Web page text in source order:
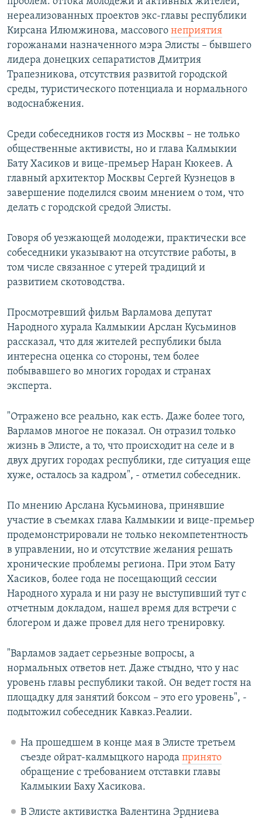
нереализованных проектов экс-главы республики
Кирсана Илюмжинова, массового неприятия
горожанами назначенного мэра Элисты – бывшего
лидера донецких сепаратистов Дмитрия
Трапезникова, отсутствия развитой городской
среды, туристического потенциала и нормального
водоснабжения.
Среди собеседников гостя из Москвы – не только
общественные активисты, но и глава Калмыкии
Бату Хасиков и вице-премьер Наран Кюкеев. А
главный архитектор Москвы Сергей Кузнецов в
завершение поделился своим мнением о том, что
делать с городской средой Элисты.
Говоря об уезжающей молодежи, практически все
собеседники указывают на отсутствие работы, в
том числе связанное с утерей традиций и
развитием скотоводства.
Просмотревший фильм Варламова депутат
Народного хурала Калмыкии Арслан Кусьминов
рассказал, что для жителей республики была
интересна оценка со стороны, тем более
побывавшего во многих городах и странах
эксперта.
"Отражено все реально, как есть. Даже более того,
Варламов многое не показал. Он отразил только
жизнь в Элисте, а то, что происходит на селе и в
двух других городах республики, где ситуация еще
хуже, осталось за кадром", - отметил собеседник.
По мнению Арслана Кусьминова, принявшие
участие в съемках глава Калмыкии и вице-премьер
продемонстрировали не только некомпетентность
в управлении, но и отсутствие желания решать
хронические проблемы региона. При этом Бату
Хасиков, более года не посещающий сессии
Народного хурала и ни разу не выступивший тут с
отчетным докладом, нашел время для встречи с
блогером и даже провел для него тренировку.
"Варламов задает серьезные вопросы, а
нормальных ответов нет. Даже стыдно, что у нас
уровень главы республики такой. Он ведет гостя на
площадку для занятий боксом – это его уровень", -
подытожил собеседник Кавказ.Реалии.
На прошедшем в конце мая в Элисте третьем
съезде ойрат-калмыцкого народа принято
обращение с требованием отставки главы
Калмыкии Баху Хасикова.
В Элисте активистка Валентина Эрдниева